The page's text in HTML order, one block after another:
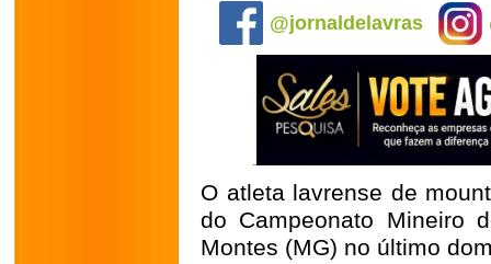
@jornaldelavras
O atleta lavrense de
do Campeonato Mineiro
Montes (MG) no último